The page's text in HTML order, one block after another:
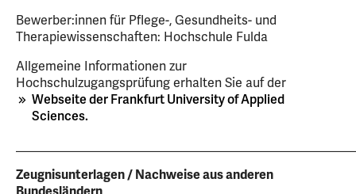
Bewerber:innen für Pflege-, Gesundheits- und
Therapiewissenschaften: Hochschule Fulda
Allgemeine Informationen zur
Hochschulzugangsprüfung erhalten Sie auf der
Webseite der Frankfurt University of Applied
Sciences.
Zeugnisunterlagen / Nachweise aus anderen